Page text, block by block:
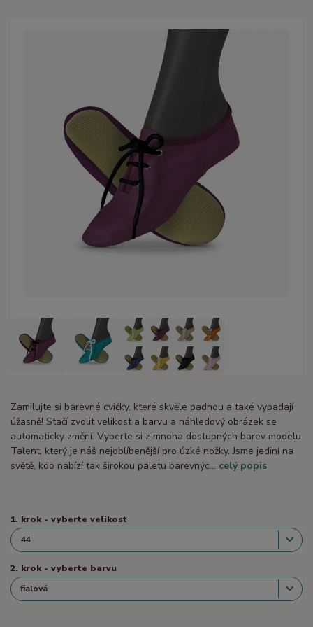
Zamilujte si barevné cvičky, které skvěle padnou a také vypadají
úžasně! Stačí zvolit velikost a barvu a náhledový obrázek se
automaticky změní. Vyberte si z mnoha dostupných barev modelu
Talent, který je náš nejoblíbenější pro úzké nožky. Jsme jediní na
světě, kdo nabízí tak širokou paletu barevnýc... celý popis
1. krok - vyberte velikost
2. krok - vyberte barvu